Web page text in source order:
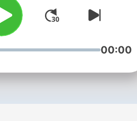
и Юго-Восточной
Кавказа,
Азии и
Востока и на00:00